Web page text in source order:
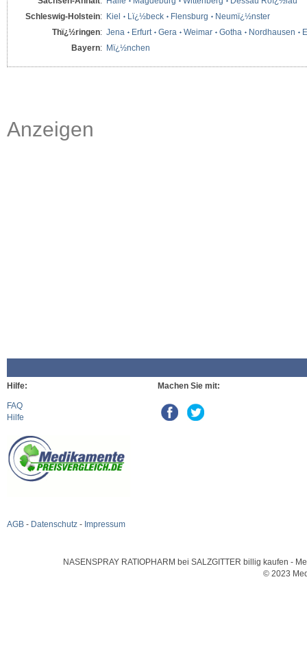
Schleswig-Holstein: Kiel Lï¿½beck Flensburg
Neumï¿½nster
Thï¿½ringen: Jena Erfurt Gera Weimar Gotha Nordhausen
Bayern: Mï¿½nchen
Anzeigen
Hilfe:
FAQ
Hilfe
AGB - Datenschutz - Impressum
Machen Sie mit:
NASENSPRAY RATIOPHARM bei SALZGITTER billig kaufen -
© 2023